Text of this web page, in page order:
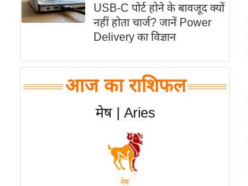
आर.
आई.
समीक्षा
धर्म
ज्योतिष
USB-C पोर्ट होने के बावजूद क्यों
नहीं होता चार्ज? जानें Power
Delivery का विज्ञान
आज का राशिफल
मेष | Aries